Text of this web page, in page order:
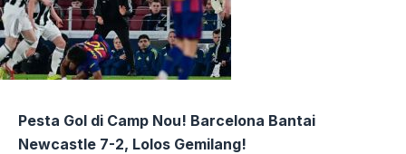
Pesta Gol di Camp Nou! Barcelona Bantai
Newcastle 7-2, Lolos Gemilang!